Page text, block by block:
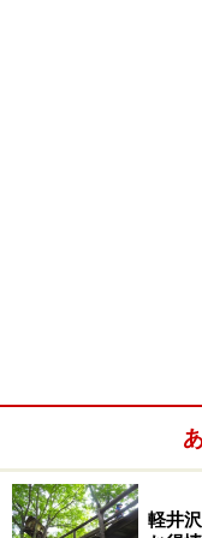
ると素晴らしいに
色！JR)姨捨駅の車
姨捨山（冠着山）
軽井